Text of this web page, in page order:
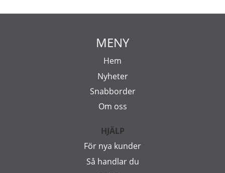
MENY
Hem
Nyheter
Snabborder
Om oss
HJÄLP
För nya kunder
Så handlar du